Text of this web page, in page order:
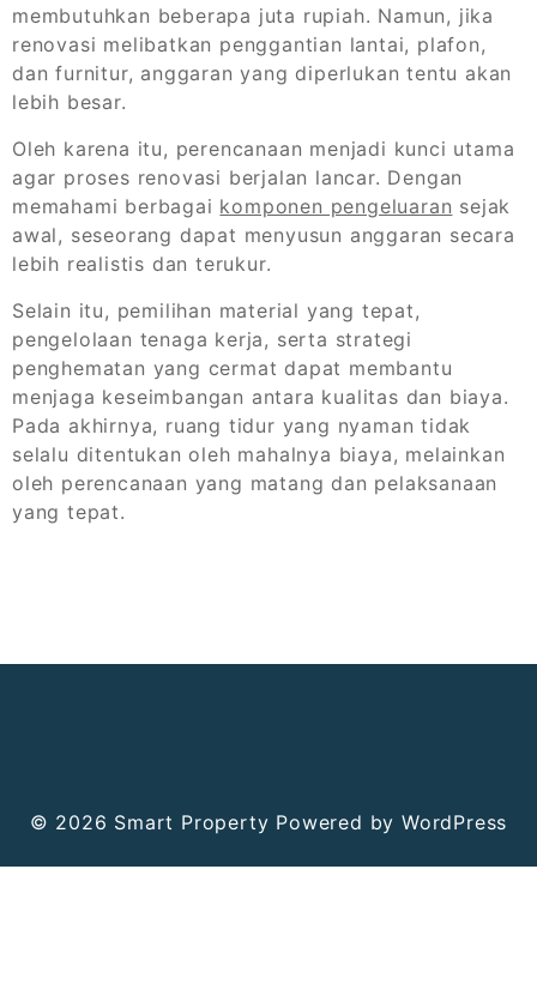
membutuhkan beberapa juta rupiah. Namun, jika
renovasi melibatkan penggantian lantai, plafon,
dan furnitur, anggaran yang diperlukan tentu akan
lebih besar.
Oleh karena itu, perencanaan menjadi kunci utama
agar proses renovasi berjalan lancar. Dengan
memahami berbagai komponen pengeluaran sejak
awal, seseorang dapat menyusun anggaran secara
lebih realistis dan terukur.
Selain itu, pemilihan material yang tepat,
pengelolaan tenaga kerja, serta strategi
penghematan yang cermat dapat membantu
menjaga keseimbangan antara kualitas dan biaya.
Pada akhirnya, ruang tidur yang nyaman tidak
selalu ditentukan oleh mahalnya biaya, melainkan
oleh perencanaan yang matang dan pelaksanaan
yang tepat.
© 2026 Smart Property Powered by WordPress